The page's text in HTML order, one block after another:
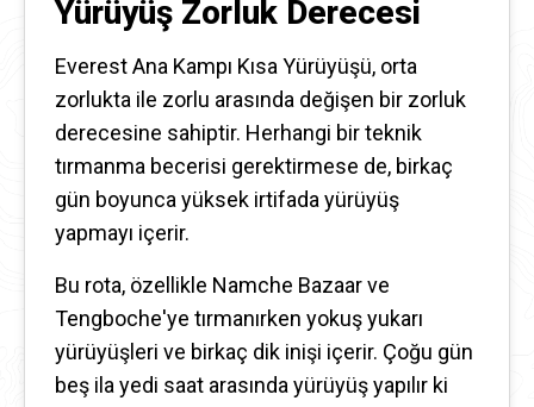
Yürüyüş Zorluk Derecesi
Everest Ana Kampı Kısa Yürüyüşü, orta
zorlukta ile zorlu arasında değişen bir zorluk
derecesine sahiptir. Herhangi bir teknik
tırmanma becerisi gerektirmese de, birkaç
gün boyunca yüksek irtifada yürüyüş
yapmayı içerir.
Bu rota, özellikle Namche Bazaar ve
Tengboche'ye tırmanırken yokuş yukarı
yürüyüşleri ve birkaç dik inişi içerir. Çoğu gün
beş ila yedi saat arasında yürüyüş yapılır ki